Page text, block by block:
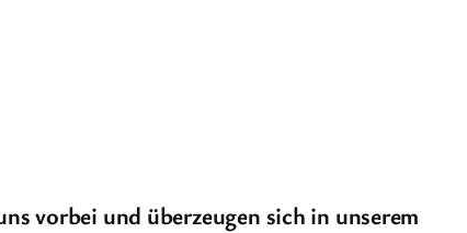
vorbei und überzeugen sich in unserem